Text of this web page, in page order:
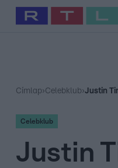
Babits Marcella
Címlap›Celebklub›Justin
Celebklub
Justin